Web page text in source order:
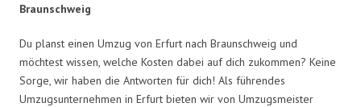
Braunschweig
Du planst einen Umzug von Erfurt nach Braunschweig und
möchtest wissen, welche Kosten dabei auf dich zukommen? Keine
Sorge, wir haben die Antworten für dich! Als führendes
Umzugsunternehmen in Erfurt bieten wir von Umzugsmeister